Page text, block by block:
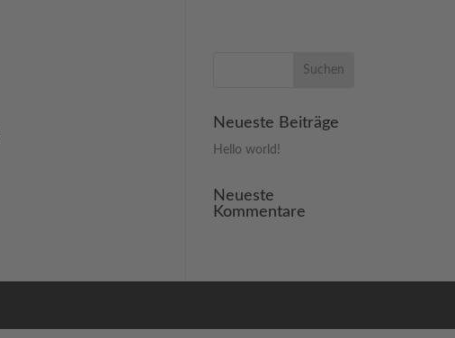
Neueste Beiträge
Hello world!
Neueste
Kommentare